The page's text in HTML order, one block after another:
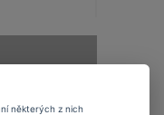
některých z nich